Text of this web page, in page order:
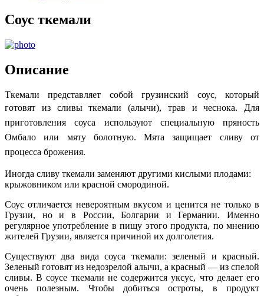
Соус ткемали
Описание
Ткемали представляет собой грузинский соус, который
готовят из сливы ткемали (алычи), трав и чеснока. Для
приготовления соуса используют специальную пряность
Омбало или мяту болотную. Мята защищает сливу от
процесса брожения.
Иногда сливу ткемали заменяют другими кислыми плодами:
крыжовником или красной смородиной.
Соус отличается невероятным вкусом и ценится не только в
Грузии, но и в России, Болгарии и Германии. Именно
регулярное употребление в пищу этого продукта, по мнению
жителей Грузии, является причиной их долголетия.
Существуют два вида соуса ткемали: зеленый и красный.
Зеленый готовят из недозрелой алычи, а красный — из спелой
сливы. В соусе ткемали не содержится уксус, что делает его
очень полезным. Чтобы добиться остроты, в продукт